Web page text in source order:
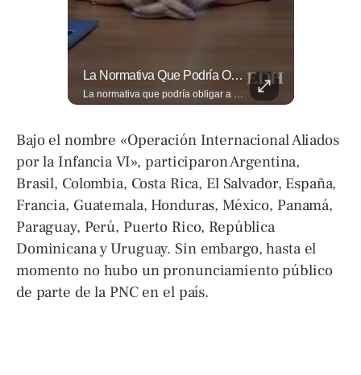
La Normativa Que Podría Obligar A Miles De Solicitantes A Salir De Estados Unidos Para Tramitar Su Residencia En Sus Países De Origen Sigue Vigente.
La normativa que podría obligar a miles de solicitantes a salir de Estados Unidos para tramitar su residencia en sus países de origen sigue vigente. ¿A quiénes podría afectar? Sandra Guevara lo explica. Más información en ➡️ eldiariodehoy.com #Migración #residenciapermanente #USA
Bajo el nombre «Operación Internacional Aliados
por la Infancia VI», participaron Argentina,
Brasil, Colombia, Costa Rica, El Salvador, España,
Francia, Guatemala, Honduras, México, Panamá,
Paraguay, Perú, Puerto Rico, República
Dominicana y Uruguay. Sin embargo, hasta el
momento no hubo un pronunciamiento público
de parte de la PNC en el país.